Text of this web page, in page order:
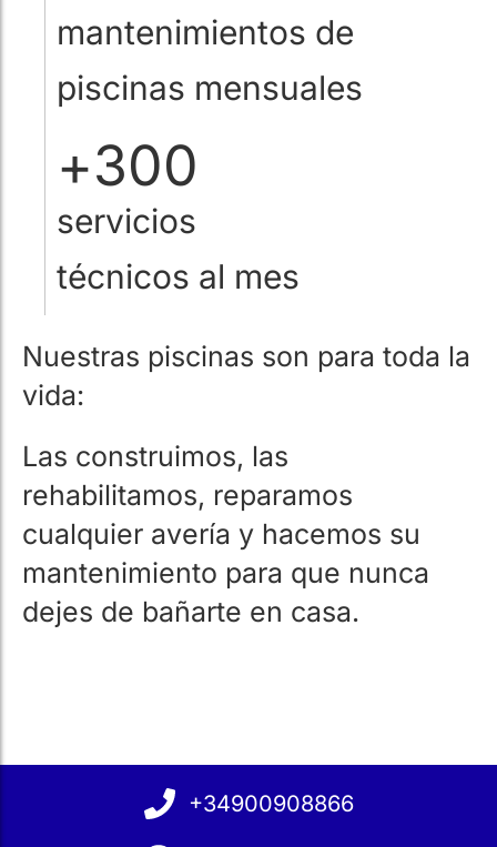
mantenimientos de
piscinas mensuales
+300
servicios
técnicos al mes
Nuestras piscinas son para toda la
vida:
Las construimos, las
rehabilitamos, reparamos
cualquier avería y hacemos su
mantenimiento para que nunca
dejes de bañarte en casa.
+34900908866